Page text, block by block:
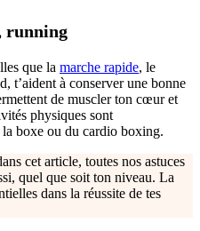
running
que la marche rapide, le
t’aident à conserver une bonne
de muscler ton cœur et
physiques sont
boxe ou du cardio boxing.
cet article, toutes nos astuces
quel que soit ton niveau. La
dans la réussite de tes